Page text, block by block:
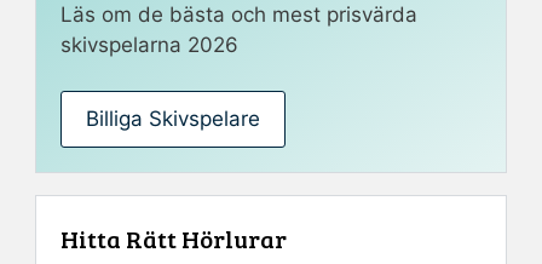
Läs om de bästa och mest prisvärda
skivspelarna 2026
Billiga Skivspelare
Hitta Rätt Hörlurar